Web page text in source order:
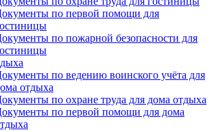
по первой помощи для
по пожарной безопасности для
по ведению воинского учёта для
отдыха
по охране труда для дома отдыха
по первой помощи для дома